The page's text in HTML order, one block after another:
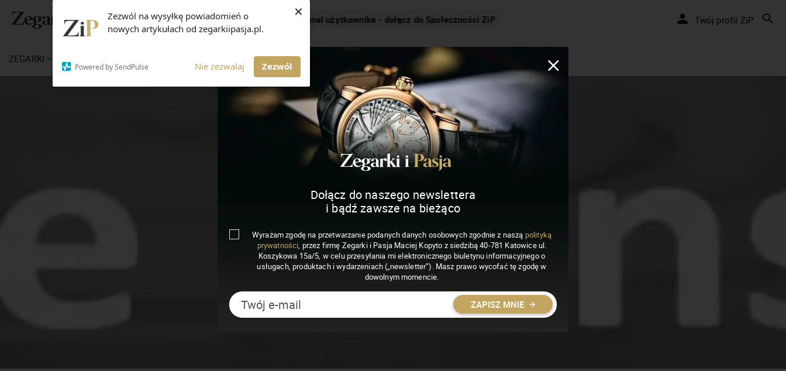
Zezwól na wysyłkę powiadomień o
nowych artykułach od zegarkiipasja.pl.
Powered by SendPulse Nie zezwalaj Zezwól
× Nakręcamy pozytywnie... cały czas! Twój profil ZiP
ZEGARKI MAGAZYN ZEGARKI I PASJA
Dołącz do naszego newslettera
i bądź zawsze na bieżąco
Wyrażam zgodę na przetwarzanie podanych danych osobowych zgodnie z naszą polityką
prywatności, przez firmę Zegarki i Pasja Maciej Kopyto z siedzibą 40-781 Katowice ul.
Koszykowa 15a/5, w celu przesyłania mi elektronicznego biuletynu informacyjnego o
usługach, produktach i wydarzeniach („newsletter”). Masz prawo wycofać tę zgodę w
dowolnym momencie.
ZAPISZ MNIE